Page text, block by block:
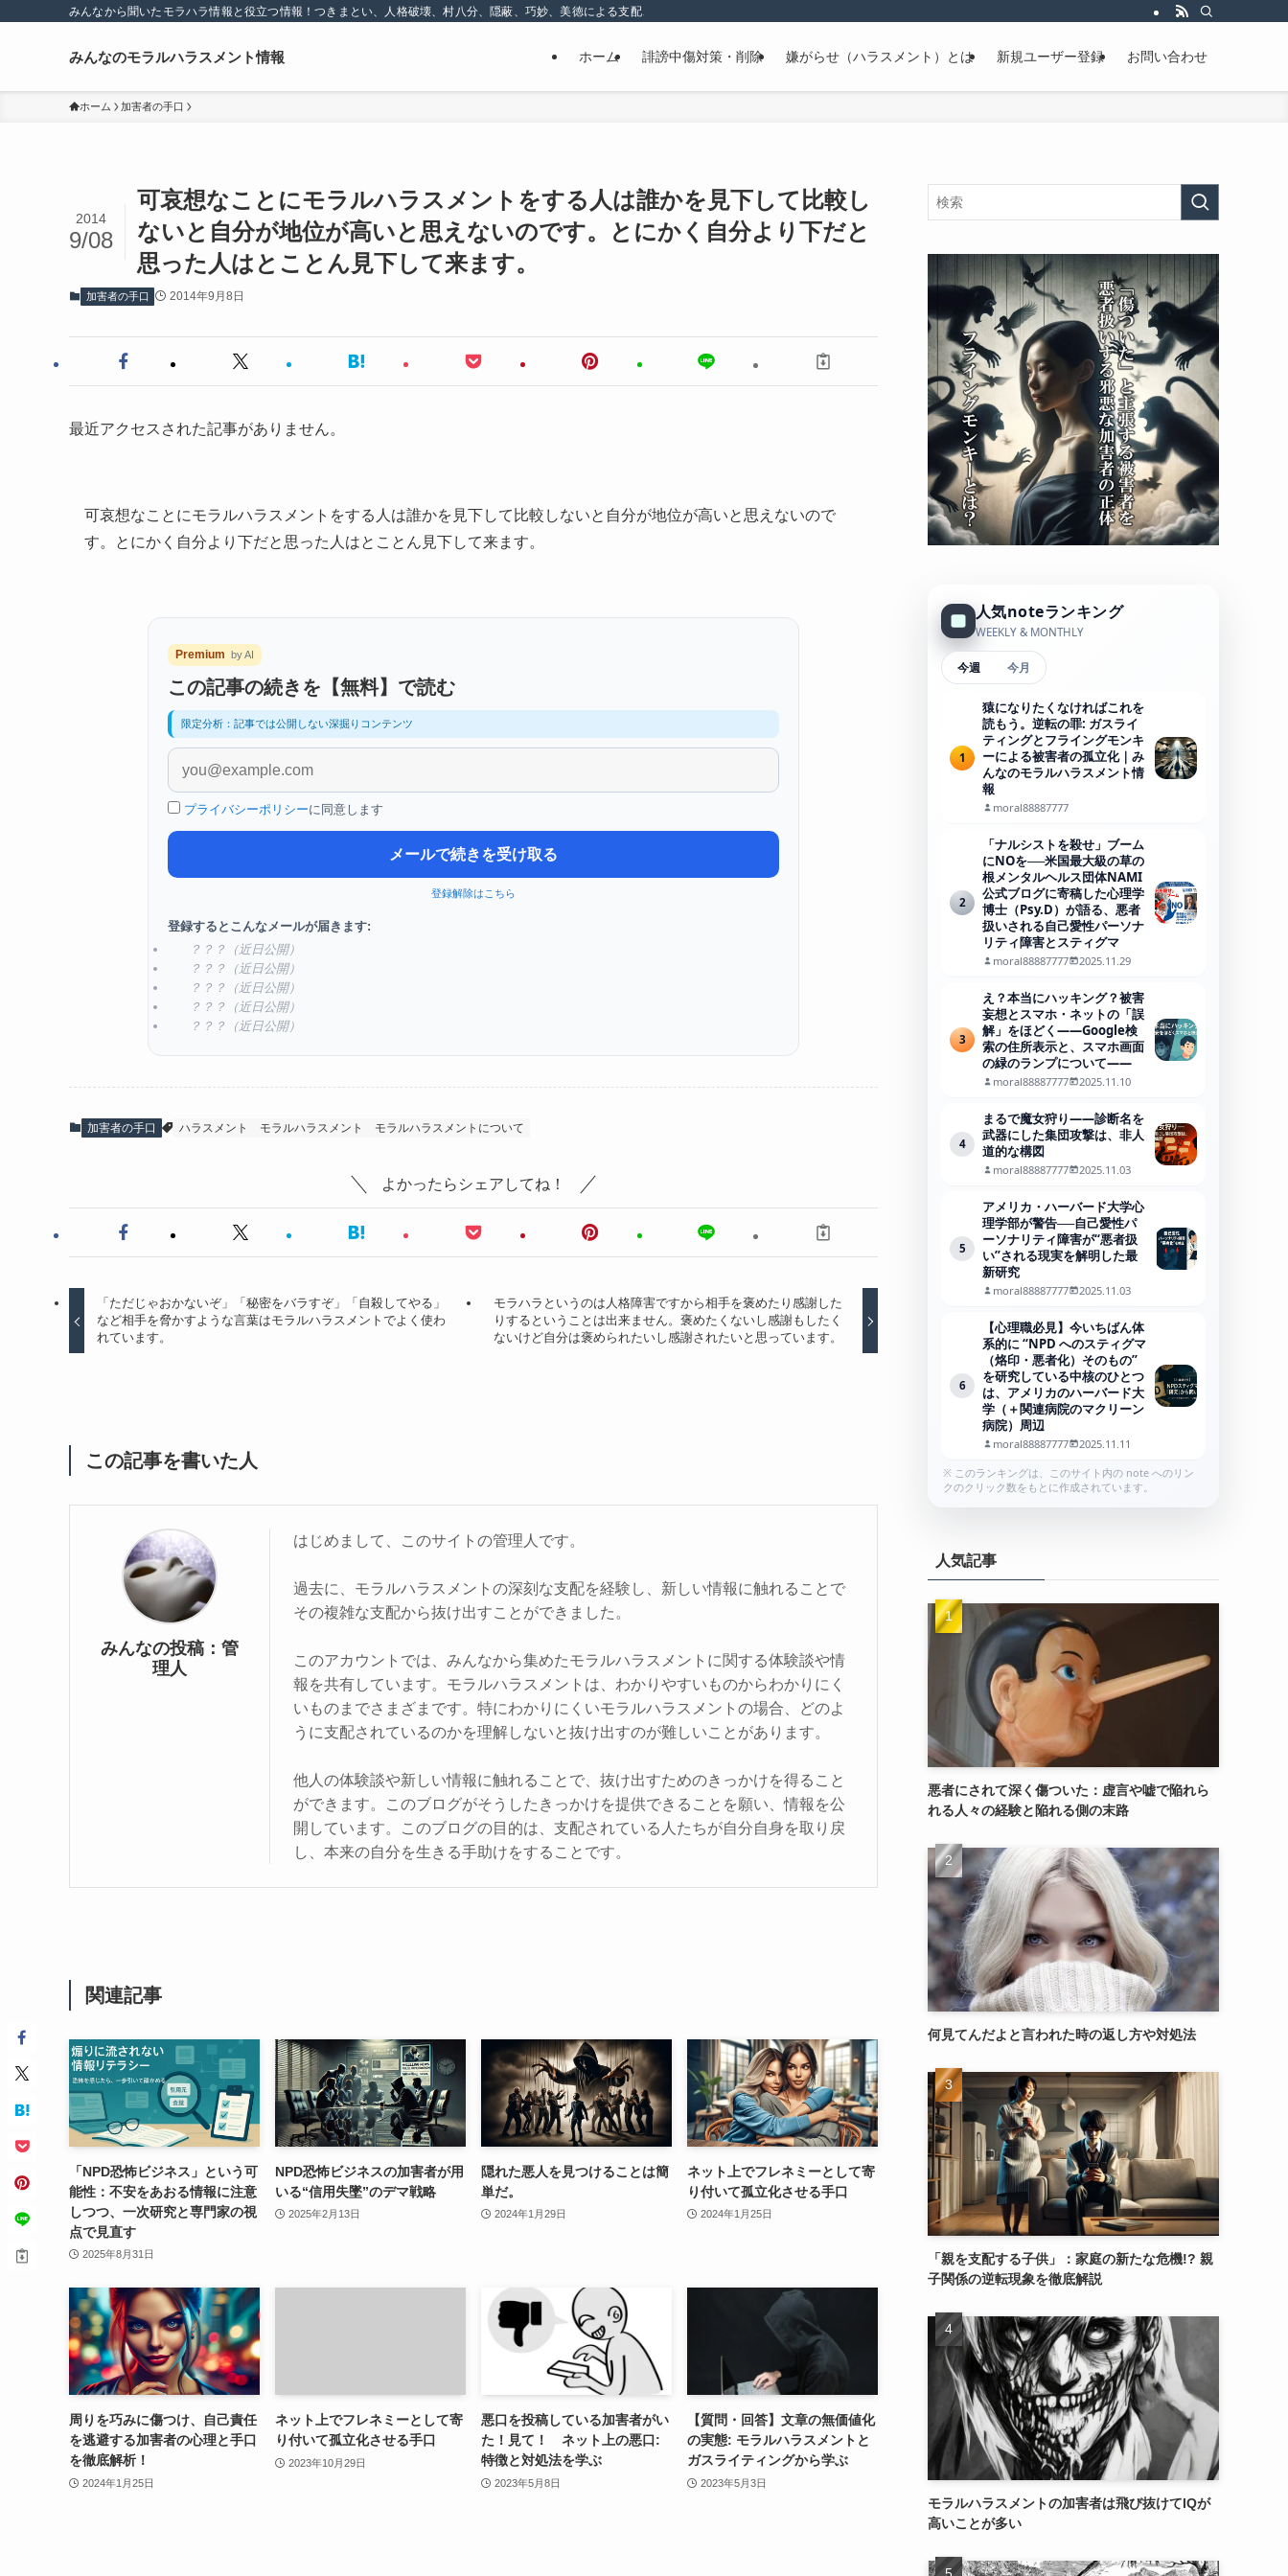
みんなから聞いたモラハラ情報と役立つ情報！つきまとい、人格破壊、村八分、隠蔽、巧妙、美徳による支配、精神的な嫌がらせ
みんなのモラルハラスメント情報 ホーム 誹謗中傷対策・削除 嫌がらせ（ハラスメント）とは 新規ユーザー登録 お問い合わせ
ホーム 加害者の手口
可哀想なことにモラルハラスメントをする人は誰かを見下して比較し
ないと自分が地位が高いと思えないのです。とにかく自分より下だと
思った人はとことん見下して来ます。
2014
9/08
加害者の手口 2014年9月8日
最近アクセスされた記事がありません。
可哀想なことにモラルハラスメントをする人は誰かを見下して比較しないと自分が地位が高いと思えないので
す。とにかく自分より下だと思った人はとことん見下して来ます。
Premium by AI
この記事の続きを【無料】で読む
限定分析：記事では公開しない深掘りコンテンツ
プライバシーポリシーに同意します
メールで続きを受け取る
登録解除はこちら
登録するとこんなメールが届きます:
？？？（近日公開）
？？？（近日公開）
？？？（近日公開）
？？？（近日公開）
？？？（近日公開）
加害者の手口 ハラスメント モラルハラスメント モラルハラスメントについて
よかったらシェアしてね！
「ただじゃおかないぞ」「秘密をバラすぞ」「自殺してやる」
など相手を脅かすような言葉はモラルハラスメントでよく使わ
れています。
モラハラというのは人格障害ですから相手を褒めたり感謝した
りするということは出来ません。褒めたくないし感謝もしたく
ないけど自分は褒められたいし感謝されたいと思っています。
この記事を書いた人
みんなの投稿：管
理人
はじめまして、このサイトの管理人です。
過去に、モラルハラスメントの深刻な支配を経験し、新しい情報に触れることで
その複雑な支配から抜け出すことができました。
このアカウントでは、みんなから集めたモラルハラスメントに関する体験談や情
報を共有しています。モラルハラスメントは、わかりやすいものからわかりにく
いものまでさまざまです。特にわかりにくいモラルハラスメントの場合、どのよ
うに支配されているのかを理解しないと抜け出すのが難しいことがあります。
他人の体験談や新しい情報に触れることで、抜け出すためのきっかけを得ること
ができます。このブログがそうしたきっかけを提供できることを願い、情報を公
開しています。このブログの目的は、支配されている人たちが自分自身を取り戻
し、本来の自分を生きる手助けをすることです。
関連記事
「NPD恐怖ビジネス」という可
能性：不安をあおる情報に注意
しつつ、一次研究と専門家の視
点で見直す
2025年8月31日
NPD恐怖ビジネスの加害者が用
いる“信用失墜”のデマ戦略
2025年2月13日
隠れた悪人を見つけることは簡
単だ。
2024年1月29日
ネット上でフレネミーとして寄
り付いて孤立化させる手口
2024年1月25日
周りを巧みに傷つけ、自己責任
を逃避する加害者の心理と手口
を徹底解析！
2024年1月25日
ネット上でフレネミーとして寄
り付いて孤立化させる手口
2023年10月29日
悪口を投稿している加害者がい
た！見て！ ネット上の悪口:
特徴と対処法を学ぶ
2023年5月8日
【質問・回答】文章の無価値化
の実態: モラルハラスメントと
ガスライティングから学ぶ
2023年5月3日
人気noteランキング
WEEKLY & MONTHLY
今週 今月
1
猿になりたくなければこれを
読もう。逆転の罪: ガスライ
ティングとフライングモンキ
ーによる被害者の孤立化｜み
んなのモラルハラスメント情
報
moral88887777
2
「ナルシストを殺せ」ブーム
にNOを──米国最大級の草の
根メンタルヘルス団体NAMI
公式ブログに寄稿した心理学
博士（Psy.D）が語る、悪者
扱いされる自己愛性パーソナ
リティ障害とスティグマ
moral88887777 2025.11.29
3
え？本当にハッキング？被害
妄想とスマホ・ネットの「誤
解」をほどく――Google検
索の住所表示と、スマホ画面
の緑のランプについて――
moral88887777 2025.11.10
4
まるで魔女狩り——診断名を
武器にした集団攻撃は、非人
道的な構図
moral88887777 2025.11.03
5
アメリカ・ハーバード大学心
理学部が警告──自己愛性パ
ーソナリティ障害が“悪者扱
い”される現実を解明した最
新研究
moral88887777 2025.11.03
6
【心理職必見】今いちばん体
系的に “NPD へのスティグマ
（烙印・悪者化）そのもの”
を研究している中核のひとつ
は、アメリカのハーバード大
学（＋関連病院のマクリーン
病院）周辺
moral88887777
2025.11.11
※ このランキングは、このサイト内の note へのリン
クのクリック数をもとに作成されています。
人気記事
悪者にされて深く傷ついた：虚言や嘘で陥れら
れる人々の経験と陥れる側の末路
何見てんだよと言われた時の返し方や対処法
「親を支配する子供」：家庭の新たな危機!? 親
子関係の逆転現象を徹底解説
モラルハラスメントの加害者は飛び抜けてIQが
高いことが多い